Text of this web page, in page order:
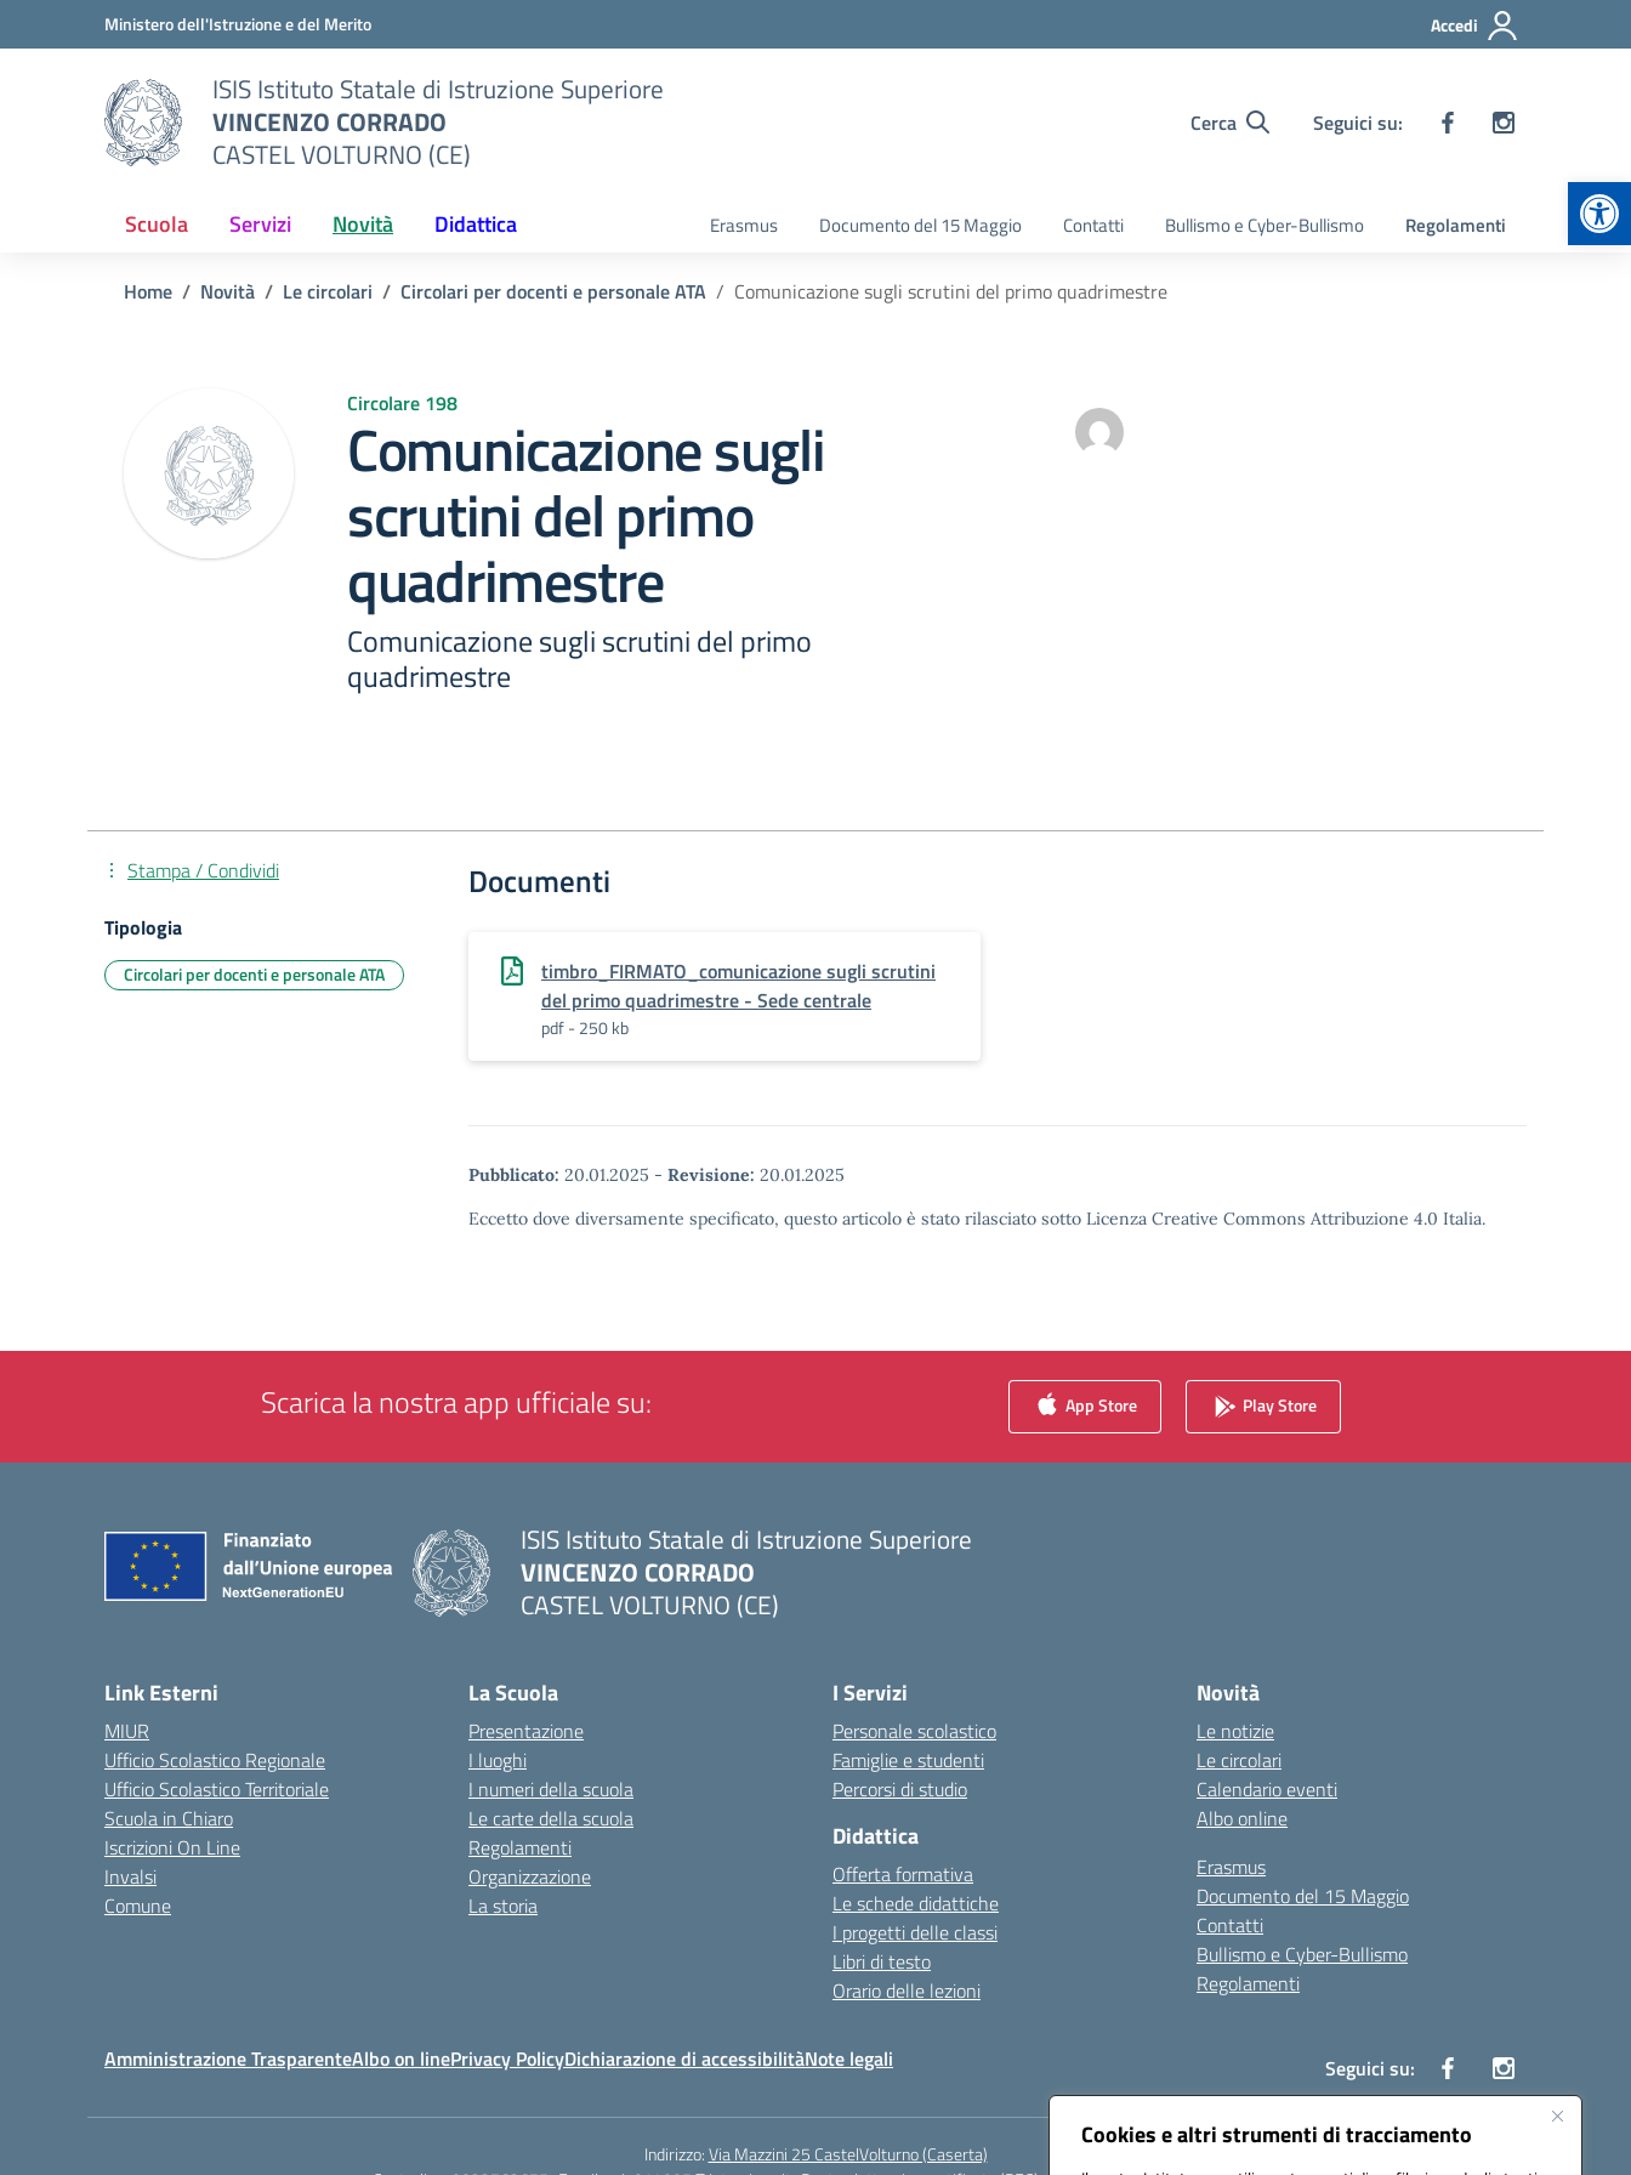
Cookies e altri strumenti di tracciamento
Vai ai contenuti
Vai al menu di navigazioneMinistero dell'Istruzione e del Merito Accedi
ISIS Istituto Statale di Istruzione Superiore
VINCENZO CORRADO
CASTEL VOLTURNO (CE)
Cerca Seguici su:
Scuola Servizi Novità Didattica Erasmus Documento del 15 Maggio Contatti Bullismo e Cyber-Bullismo Regolamenti
Home Novità Le circolari Circolari per docenti e personale ATA Comunicazione sugli scrutini del primo quadrimestre
Circolare 198
Comunicazione sugli
scrutini del primo
quadrimestre
Comunicazione sugli scrutini del primo
quadrimestre
Documenti
timbro_FIRMATO_comunicazione sugli scrutini
del primo quadrimestre - Sede centrale
pdf - 250 kb
Pubblicato: 20.01.2025 - Revisione: 20.01.2025
Eccetto dove diversamente specificato, questo articolo è stato rilasciato sotto Licenza Creative Commons Attribuzione 4.0 Italia.
Stampa / Condividi
Tipologia
Circolari per docenti e personale ATA
Scarica la nostra app ufficiale su: App Store Play Store
ISIS Istituto Statale di Istruzione Superiore
VINCENZO CORRADO
CASTEL VOLTURNO (CE)
Link Esterni
MIUR
Ufficio Scolastico Regionale
Ufficio Scolastico Territoriale
Scuola in Chiaro
Iscrizioni On Line
Invalsi
Comune
La Scuola
Presentazione
I luoghi
I numeri della scuola
Le carte della scuola
Regolamenti
Organizzazione
La storia
I Servizi
Personale scolastico
Famiglie e studenti
Percorsi di studio
Didattica
Offerta formativa
Le schede didattiche
I progetti delle classi
Libri di testo
Orario delle lezioni
Novità
Le notizie
Le circolari
Calendario eventi
Albo online
Erasmus
Documento del 15 Maggio
Contatti
Bullismo e Cyber-Bullismo
Regolamenti
Amministrazione TrasparenteAlbo on linePrivacy PolicyDichiarazione di accessibilitàNote legali Seguici su:
Indirizzo:Via Mazzini 25 CastelVolturno (Caserta)